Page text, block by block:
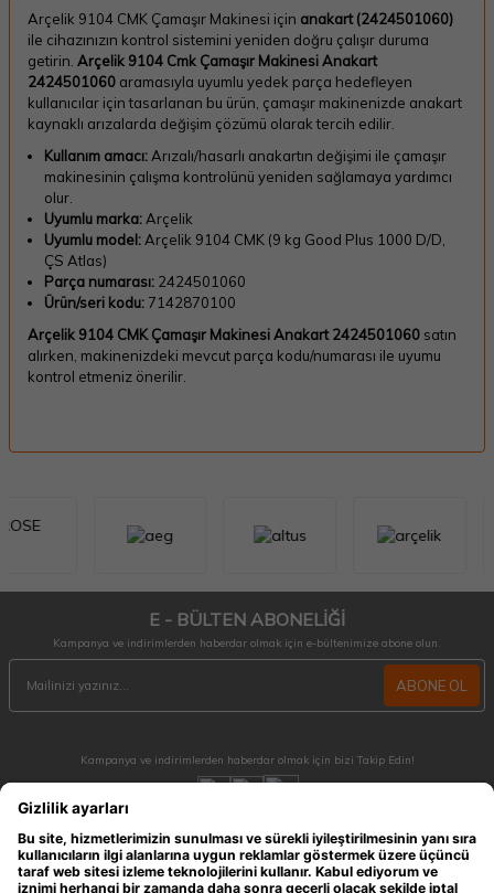
Arçelik 9104 CMK Çamaşır Makinesi için anakart (2424501060)
ile cihazınızın kontrol sistemini yeniden doğru çalışır duruma
getirin. Arçelik 9104 Cmk Çamaşır Makinesi Anakart
2424501060 aramasıyla uyumlu yedek parça hedefleyen
kullanıcılar için tasarlanan bu ürün, çamaşır makinenizde anakart
kaynaklı arızalarda değişim çözümü olarak tercih edilir.
Kullanım amacı:Arızalı/hasarlı anakartın değişimi ile çamaşır
makinesinin çalışma kontrolünü yeniden sağlamaya yardımcı
olur.
Uyumlu marka:Arçelik
Uyumlu model:Arçelik 9104 CMK (9 kg Good Plus 1000 D/D,
ÇS Atlas)
Parça numarası: 2424501060
Ürün/seri kodu: 7142870100
Arçelik 9104 CMK Çamaşır Makinesi Anakart 2424501060 satın
alırken, makinenizdeki mevcut parça kodu/numarası ile uyumu
kontrol etmeniz önerilir.
E - BÜLTEN ABONELİĞİ
Kampanya ve indirimlerden haberdar olmak için e-bültenimize abone olun.
ABONE OL
Kampanya ve indirimlerden haberdar olmak için bizi Takip Edin!
MÜŞTERİ HİZMETLERİ
Hafta içi 09:30 - 18:30 / Hafta sonu 10:00 - 17:00 arası merak ettiğiniz tüm sorular ve